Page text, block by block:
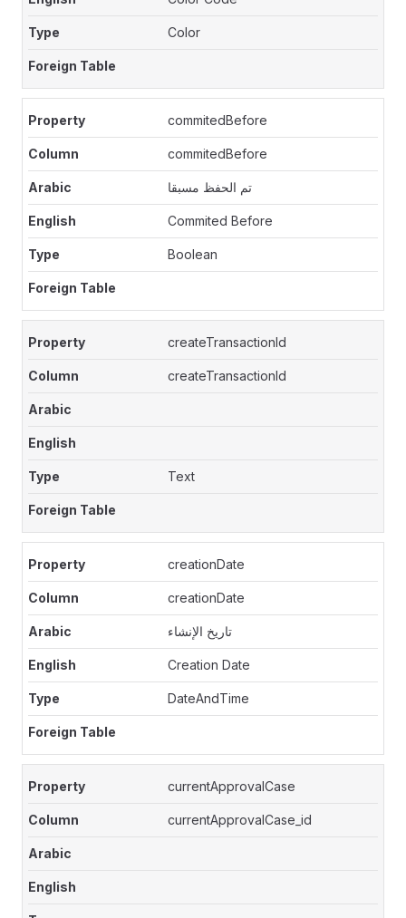
Color
commitedBefore
commitedBefore
تم الحفظ مسبقا
Commited Before
Boolean
createTransactionId
createTransactionId
Text
creationDate
creationDate
تاريخ الإنشاء
Creation Date
DateAndTime
currentApprovalCase
currentApprovalCase_id